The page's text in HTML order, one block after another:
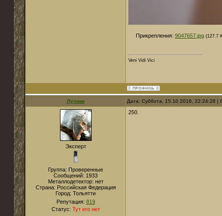
Прикрепления: 9047657.jpg (127.7
Veni Vidi Vici
Лучник Дата: Суббота, 15.10.2016, 22:24:28
Эксперт
Группа: Проверенные
Сообщений: 1933
Металлодетектор: нет
Страна: Российская Федерация
Город: Тольятти
Репутация: 819
Статус: Тут его нет
250.